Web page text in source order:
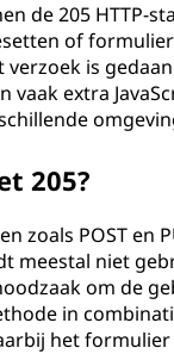
de 205 HTTP-
of
is
vaak extra
205?
zoals POST en
niet
om de
in
het